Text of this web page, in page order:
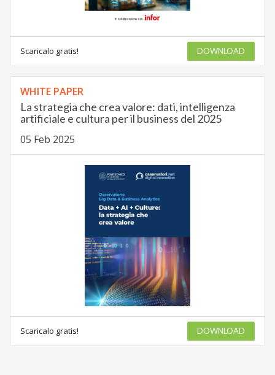
Scaricalo gratis! DOWNLOAD
WHITE PAPER
La strategia che crea valore: dati, intelligenza
artificiale e cultura per il business del 2025
05 Feb 2025
Scaricalo gratis! DOWNLOAD